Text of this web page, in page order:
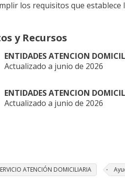
los requisitos que establece
y Recursos
ENTIDADES ATENCION
Actualizado a junio de 2026
ENTIDADES ATENCION
Actualizado a junio de 2026
ATENCIÓN DOMICILIARIA